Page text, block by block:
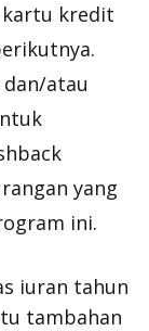
kartu kredit
dan/atau
yang
ini.
iuran tahun
tambahan